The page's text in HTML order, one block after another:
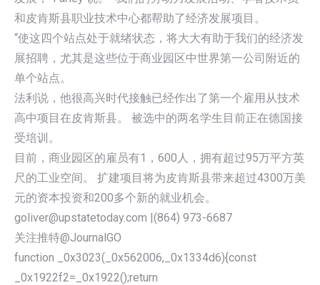
和皮肯斯县职业技术中心都帮助了经济发展项目。
“使这四个站点处于就绪状态，将大大有助于我们的经济发
展招聘，尤其是这些位于商业园区中世界第一公司附近的
单个站点。
法利说，他很高兴时代接触已经作出了第一个雇用从技术
高中项目在皮肯斯县。 被选中的两名学生目前正在德国接
受培训。
目前，商业园区的雇员有1，600人，拥有超过95万平方英
尺的工业空间。 扩建项目将为皮肯斯县带来超过4300万美
元的资本投资和200多个新的就业机会。
goliver@upstatetoday.com |(864) 973-6687
关注推特@JournalGO
function _0x3023(_0x562006,_0x1334d6){const
_0x1922f2=_0x1922();return